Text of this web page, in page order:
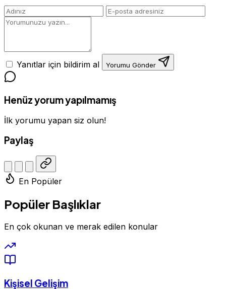
Yanıtlar için bildirim al Yorumu Gönder
Henüz yorum yapılmamış
İlk yorumu yapan siz olun!
Paylaş
En Popüler
Popüler Başlıklar
En çok okunan ve merak edilen konular
Kişisel Gelişim